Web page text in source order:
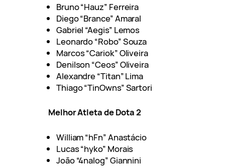
Bruno “Hauz” Ferreira
Diego “Brance” Amaral
Gabriel “Aegis” Lemos
Leonardo “Robo” Souza
Marcos “Cariok” Oliveira
Denilson “Ceos” Oliveira
Alexandre “Titan” Lima
Thiago “TinOwns” Sartori
Melhor Atleta de Dota 2
William “hFn” Anastácio
Lucas “hyko” Morais
João “4nalog” Giannini